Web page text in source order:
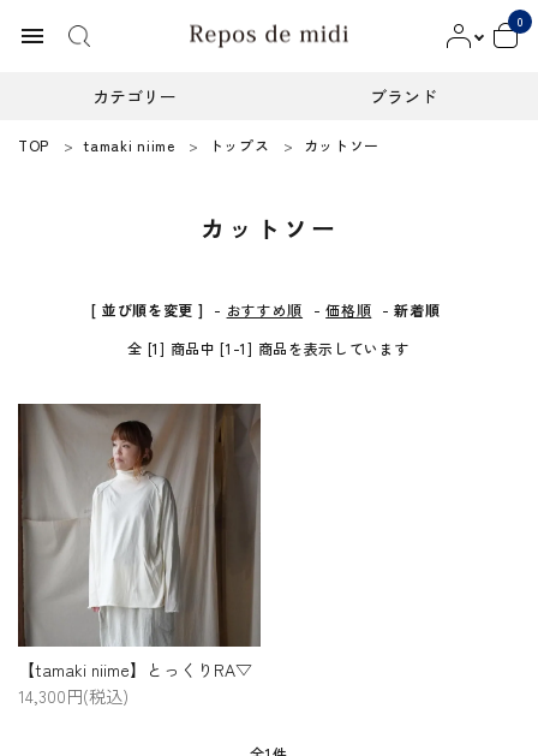
menu
0
カテゴリー ブランド
ACCOUNT MENU
person 新規会員登録
カテゴリー
インフォメーション
お知らせ
ご利用ガイド
プライバシーポリシー
特定商取引法について
お問い合わせ
TOP tamaki niime トップス カットソー
カットソー
[ 並び順を変更 ] - おすすめ順 -価格順 -新着順
全 [1] 商品中 [1-1] 商品を表示しています
【tamaki niime】とっくりRA▽
14,300円(税込)